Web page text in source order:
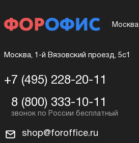
Москва
Москва, 1-й Вязовский проезд, 5с1
+7 (495) 228-20-11
8 (800) 333-10-11
shop@foroffice.ru